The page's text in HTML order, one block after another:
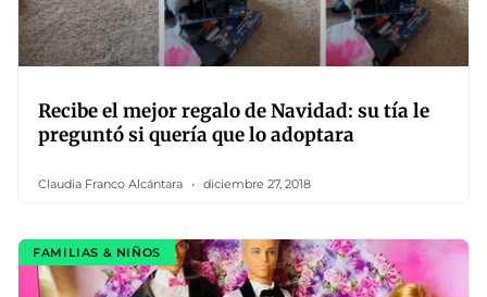
Recibe el mejor regalo de Navidad: su tía le
preguntó si quería que lo adoptara
Claudia Franco Alcántara diciembre 27, 2018
FAMILIAS & NIÑOS